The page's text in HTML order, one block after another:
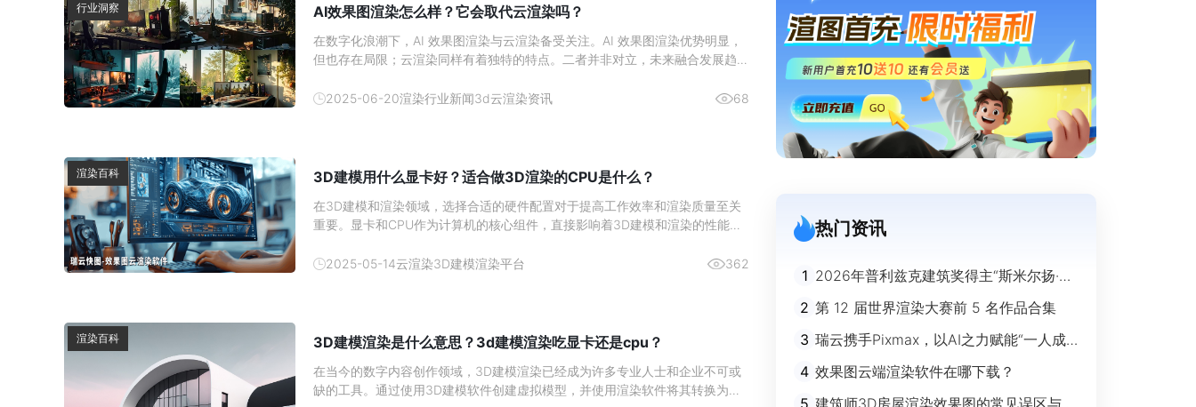
行业洞察 AI效果图渲染怎么样？它会取代云渲染吗？
在数字化浪潮下，AI 效果图渲染与云渲染备受关注。AI 效果图渲染优势明显，
但也存在局限；云渲染同样有着独特的特点。二者并非对立，未来融合发展趋势
2025-06-20渲染行业新闻3d云渲染资讯 68
渲染百科 3D建模用什么显卡好？适合做3D渲染的CPU是什么？
在3D建模和渲染领域，选择合适的硬件配置对于提高工作效率和渲染质量至关
重要。显卡和CPU作为计算机的核心组件，直接影响着3D建模和渲染的性能。
绍适合3D建模渲染的显卡和CPU，并推荐一款高效的3D建模云渲染平台
2025-05-14云渲染3D建模渲染平台 362
渲染百科 3D建模渲染是什么意思？3d建模渲染吃显卡还是cpu？
在当今的数字内容创作领域，3D建模渲染已经成为许多专业人士和企业不可或
缺的工具。通过使用3D建模软件创建虚拟模型，并使用渲染软件将其转换为逼
热门资讯
1 2026年普利兹克建筑奖得主“斯米尔扬·拉
迪奇”经典作品欣赏
2 第 12 届世界渲染大赛前 5 名作品合集
3 瑞云携手Pixmax，以AI之力赋能“一人成
4 效果图云端渲染软件在哪下载？
5 建筑师3D房屋渲染效果图的常见误区与规